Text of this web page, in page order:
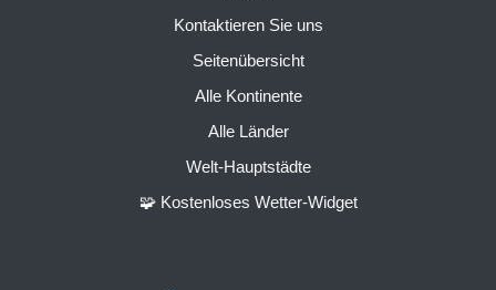
Kontaktieren Sie uns
Seitenübersicht
Alle Kontinente
Alle Länder
Welt-Hauptstädte
🧩 Kostenloses Wetter-Widget